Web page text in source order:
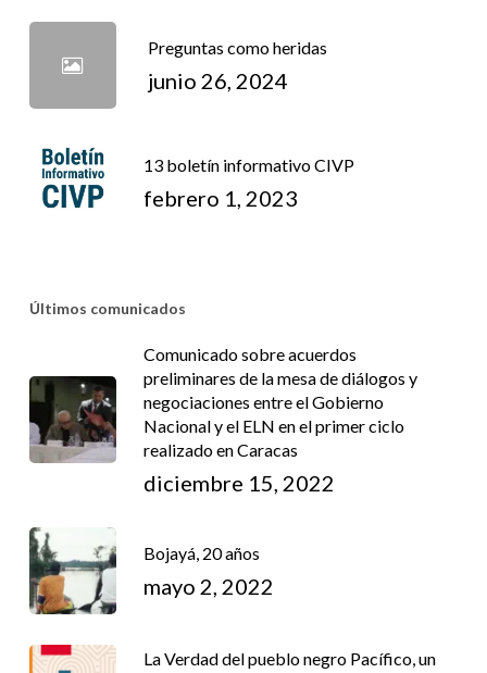
Preguntas como heridas
junio 26, 2024
13 boletín informativo CIVP
febrero 1, 2023
Últimos comunicados
Comunicado sobre acuerdos
preliminares de la mesa de diálogos y
negociaciones entre el Gobierno
Nacional y el ELN en el primer ciclo
realizado en Caracas
diciembre 15, 2022
Bojayá, 20 años
mayo 2, 2022
La Verdad del pueblo negro Pacífico, un